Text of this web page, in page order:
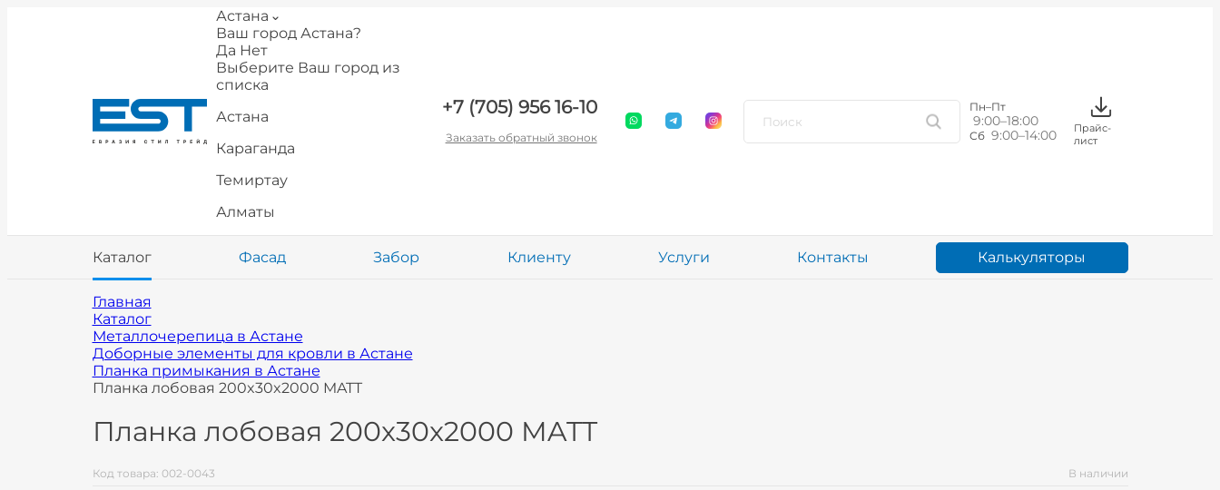
Астана
Ваш город Астана?
Да Нет
Выберите Ваш город из
списка
Астана
Караганда
Темиртау
Алматы
+7 (705) 956 16-10
Заказать обратный звонок
Пн–Пт
9:00–18:00
Сб 9:00–14:00
Прайс-
лист
Каталог Фасад Забор Клиенту Услуги Контакты Калькуляторы
Главная
Каталог
Металлочерепица в Астане
Доборные элементы для кровли в Астане
Планка примыкания в Астане
Планка лобовая 200x30x2000 MATT
Планка лобовая 200x30x2000 MATT
Код товара: 002-0043 В наличии